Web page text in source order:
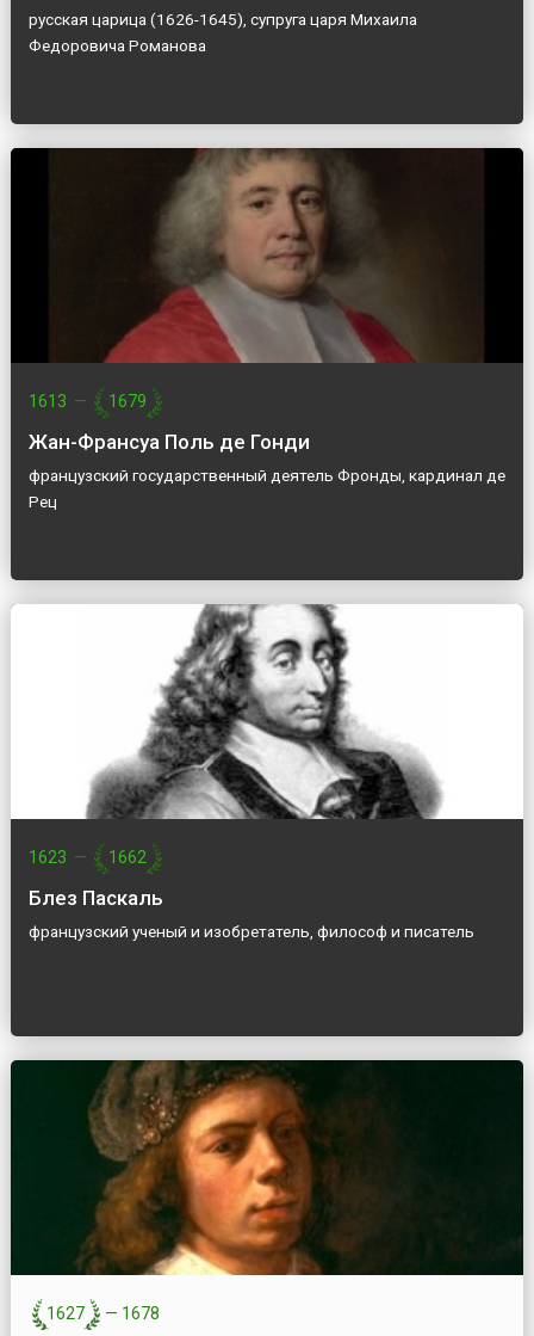
русская царица (1626-1645), супруга царя Михаила
Федоровича Романова
1613 — 1679
Жан-Франсуа Поль де Гонди
французский государственный деятель Фронды, кардинал де
Рец
1623 — 1662
Блез Паскаль
французский ученый и изобретатель, философ и писатель
1627 — 1678